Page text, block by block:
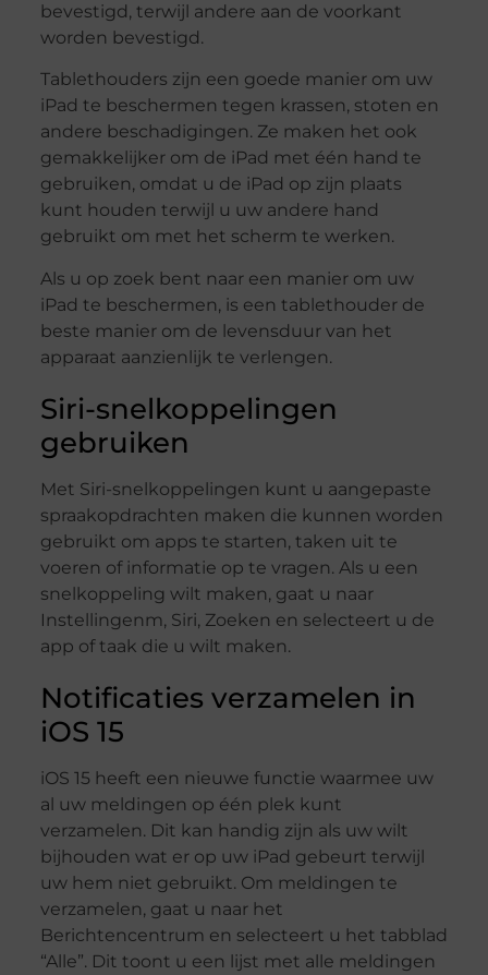
bevestigd, terwijl andere aan de voorkant
worden bevestigd.
Tablethouders zijn een goede manier om uw
iPad te beschermen tegen krassen, stoten en
andere beschadigingen. Ze maken het ook
gemakkelijker om de iPad met één hand te
gebruiken, omdat u de iPad op zijn plaats
kunt houden terwijl u uw andere hand
gebruikt om met het scherm te werken.
Als u op zoek bent naar een manier om uw
iPad te beschermen, is een tablethouder de
beste manier om de levensduur van het
apparaat aanzienlijk te verlengen.
Siri-snelkoppelingen
gebruiken
Met Siri-snelkoppelingen kunt u aangepaste
spraakopdrachten maken die kunnen worden
gebruikt om apps te starten, taken uit te
voeren of informatie op te vragen. Als u een
snelkoppeling wilt maken, gaat u naar
Instellingenm, Siri, Zoeken en selecteert u de
app of taak die u wilt maken.
Notificaties verzamelen in
iOS 15
iOS 15 heeft een nieuwe functie waarmee uw
al uw meldingen op één plek kunt
verzamelen. Dit kan handig zijn als uw wilt
bijhouden wat er op uw iPad gebeurt terwijl
uw hem niet gebruikt. Om meldingen te
verzamelen, gaat u naar het
Berichtencentrum en selecteert u het tabblad
“Alle”. Dit toont u een lijst met alle meldingen